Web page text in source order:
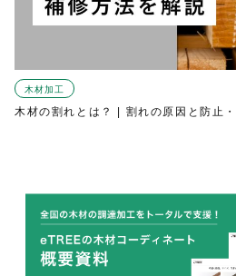
木材加工
木材の割れとは？ | 割れの原因と防止